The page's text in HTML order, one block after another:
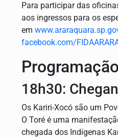
Para participar das
aos ingressos para os
em
facebook.com/
18h30:
Os Kariri-Xocó são um
O Toré é uma
chegada dos Indígenas